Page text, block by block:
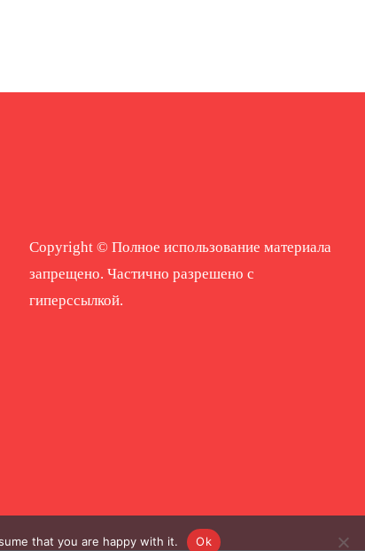
Copyright © Полное использование материала
запрещено. Частично разрешено с
гиперссылкой.
that you are happy with it. Ok